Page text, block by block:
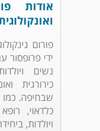
אודות
פורום
ידי פרופסור
נשים
כירורגית
שבחיפה. כמו
כלדאוי,
ויולדות,